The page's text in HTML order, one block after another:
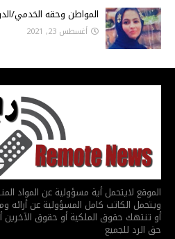
المواطن وحقه الخدمي/
أغسطس 23, 2021
الموقع لايتحمل أية مسؤولية عن المواد
ويتحمل الكاتب كامل المسؤولية عن أرائه
أو تنتهك حقوق الملكية أو حقوق
حق الرد للجميع